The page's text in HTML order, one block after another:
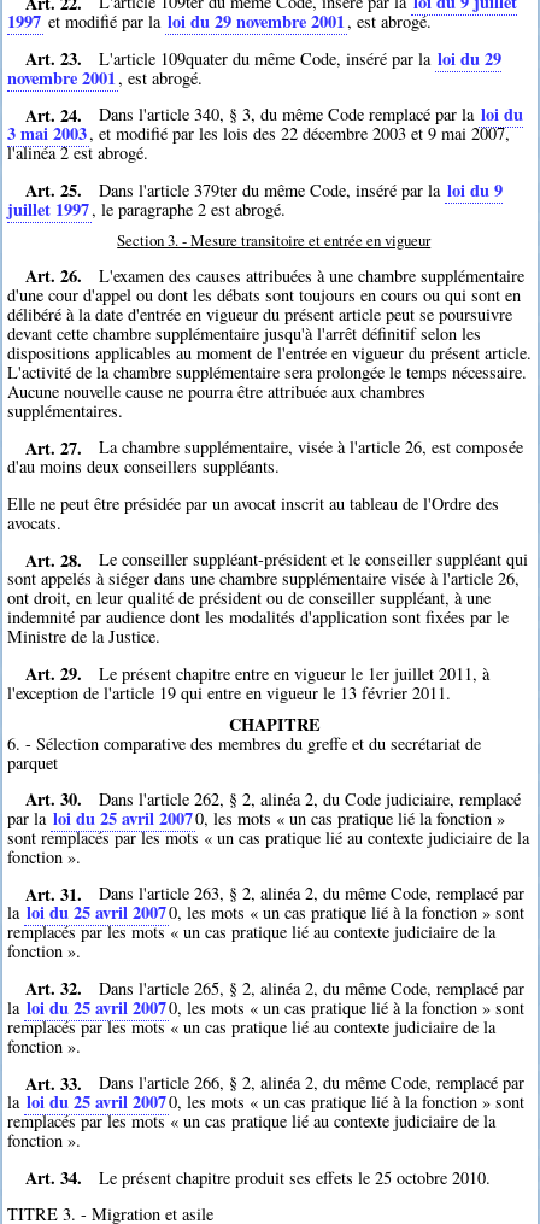
1997 et modifié par la loi du 29 novembre 2001, est abrogé.
Art. 23. L'article 109quater du même Code, inséré par la loi du 29
novembre 2001, est abrogé.
Art. 24. Dans l'article 340, § 3, du même Code remplacé par la loi du
3 mai 2003, et modifié par les lois des 22 décembre 2003 et 9 mai 2007,
l'alinéa 2 est abrogé.
Art. 25. Dans l'article 379ter du même Code, inséré par la loi du 9
juillet 1997, le paragraphe 2 est abrogé.
Section 3. - Mesure transitoire et entrée en vigueur
Art. 26.
L'examen des causes attribuées à une chambre supplémentaire
d'une cour d'appel ou dont les débats sont toujours en cours ou qui sont en
délibéré à la date d'entrée en vigueur du présent article peut se poursuivre
devant cette chambre supplémentaire jusqu'à l'arrêt définitif selon les
dispositions applicables au moment de l'entrée en vigueur du présent article.
L'activité de la chambre supplémentaire sera prolongée le temps nécessaire.
Aucune nouvelle cause ne pourra être attribuée aux chambres
supplémentaires.
Art. 27.
La chambre supplémentaire, visée à l'article 26, est composée
d'au moins deux conseillers suppléants.
Elle ne peut être présidée par un avocat inscrit au tableau de l'Ordre des
avocats.
Art. 28.
Le conseiller suppléant-président et le conseiller suppléant qui
sont appelés à siéger dans une chambre supplémentaire visée à l'article 26,
ont droit, en leur qualité de président ou de conseiller suppléant, à une
indemnité par audience dont les modalités d'application sont fixées par le
Ministre de la Justice.
Art. 29.
Le présent chapitre entre en vigueur le 1er juillet 2011, à
l'exception de l'article 19 qui entre en vigueur le 13 février 2011.
CHAPITRE
6. - Sélection comparative des membres du greffe et du secrétariat de
parquet
Art. 30.
Dans l'article 262, § 2, alinéa 2, du Code judiciaire, remplacé
par la loi du 25 avril 20070, les mots « un cas pratique lié la fonction »
sont remplacés par les mots « un cas pratique lié au contexte judiciaire de la
fonction ».
Art. 31.
Dans l'article 263, § 2, alinéa 2, du même Code, remplacé par
la loi du 25 avril 20070, les mots « un cas pratique lié à la fonction » sont
remplacés par les mots « un cas pratique lié au contexte judiciaire de la
fonction ».
Art. 32.
Dans l'article 265, § 2, alinéa 2, du même Code, remplacé par
la loi du 25 avril 20070, les mots « un cas pratique lié à la fonction » sont
remplacés par les mots « un cas pratique lié au contexte judiciaire de la
fonction ».
Art. 33.
Dans l'article 266, § 2, alinéa 2, du même Code, remplacé par
la loi du 25 avril 20070, les mots « un cas pratique lié à la fonction » sont
remplacés par les mots « un cas pratique lié au contexte judiciaire de la
fonction ».
Art. 34.
Le présent chapitre produit ses effets le 25 octobre 2010.
TITRE 3. - Migration et asile